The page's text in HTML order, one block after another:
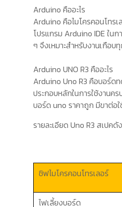
Arduinoคืออะไร
Arduinoคือไมโครคอนโทร
โปรแกรม Arduino IDEในก
ๆ จึงเหมาะสำหรับงานเกือบ
Arduino UNO R3คืออะไร
Arduino Uno R3คือบอร์ด
ประกอบหลักในการใช้งานค
บอร์ดunoราคาถูก มีขาต่อ
รายละเอียดUno R3สเปคดั
ชิฟไมโครคอนโทรเลอร์
ไฟเลี้ยงบอร์ด